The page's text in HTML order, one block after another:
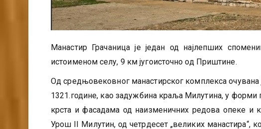
Манастир Грачаница је један од најлепших
истоименом селу, 9 км југоисточно од Приштине.
Од средњовековног манастирског комплекса
1321.године, као задужбина краља Милутина, у форми
крста и фасадама од наизменичних редова опеке и
Урош II Милутин, од четрдесет „великих манастира“,